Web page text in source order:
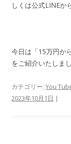
しくは公式LINEか
今日は「15万円か
をご紹介いたしまし
カテゴリー: You
2023年10月1日 |